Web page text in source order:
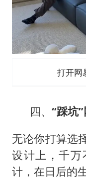
打开网
四、 “踩坑
无论你打算选
设计上，千
计，在日后的